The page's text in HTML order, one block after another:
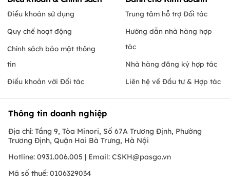
Điều khoản sử dụng
Quy chế hoạt động
Chính sách bảo mật thông
tin
Điều khoản với Đối tác
Trung tâm hỗ trợ Đối tác
Hướng dẫn nhà hàng hợp
tác
Nhà hàng đăng ký hợp tác
Liên hệ về Đầu tư & Hợp tác
Thông tin doanh nghiệp
Địa chỉ: Tầng 9, Tòa Minori, Số 67A Trương Định, Phường
Trương Định, Quận Hai Bà Trưng, Hà Nội
Hotline: 0931.006.005 | Email: CSKH@pasgo.vn
Mã số thuế: 0106329034